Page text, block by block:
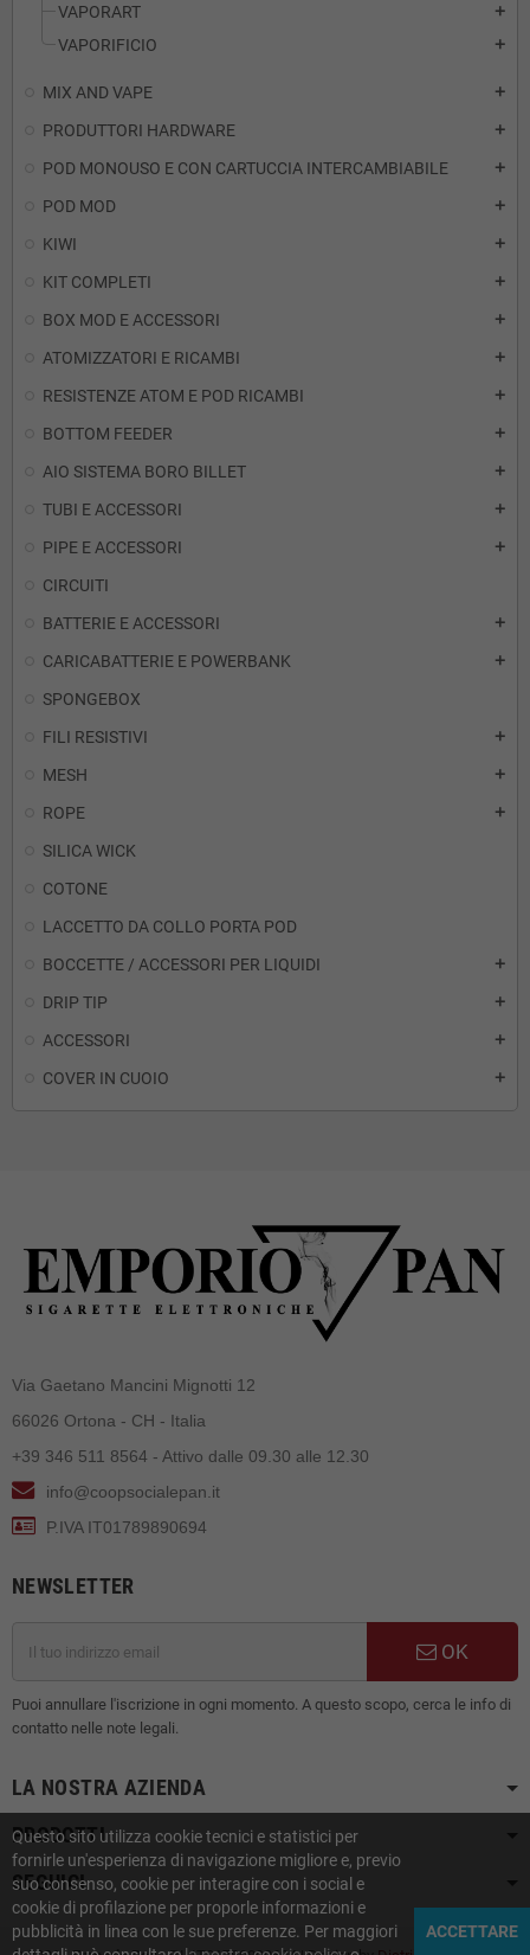
VAPORART add
VAPORIFICIO add
MIX AND VAPE add
PRODUTTORI HARDWARE add
POD MONOUSO E CON CARTUCCIA INTERCAMBIABILE add
POD MOD add
KIWI add
KIT COMPLETI add
BOX MOD E ACCESSORI add
ATOMIZZATORI E RICAMBI add
RESISTENZE ATOM E POD RICAMBI add
BOTTOM FEEDER add
AIO SISTEMA BORO BILLET add
TUBI E ACCESSORI add
PIPE E ACCESSORI add
CIRCUITI
BATTERIE E ACCESSORI
add
CARICABATTERIE E POWERBANK add
SPONGEBOX
FILI RESISTIVI
add
MESH add
ROPE add
SILICA WICK
COTONE
LACCETTO DA COLLO PORTA POD
BOCCETTE / ACCESSORI PER LIQUIDI
add
DRIP TIP add
ACCESSORI add
COVER IN CUOIO add
Via Gaetano Mancini Mignotti 12
66026 Ortona - CH - Italia
+39 346 511 8564 - Attivo dalle 09.30 alle 12.30
info@coopsocialepan.it
P.IVA IT01789890694
NEWSLETTER
OK
Puoi annullare l'iscrizione in ogni momento. A questo scopo, cerca le info di
contatto nelle note legali.
LA NOSTRA AZIENDA
PRODOTTI
SEGUICI
Questo sito utilizza cookie tecnici e statistici per
fornirle un'esperienza di navigazione migliore e, previo
suo consenso, cookie per interagire con i social e
cookie di profilazione per proporle informazioni e
pubblicità in linea con le sue preferenze. Per maggiori
ACCETTARE